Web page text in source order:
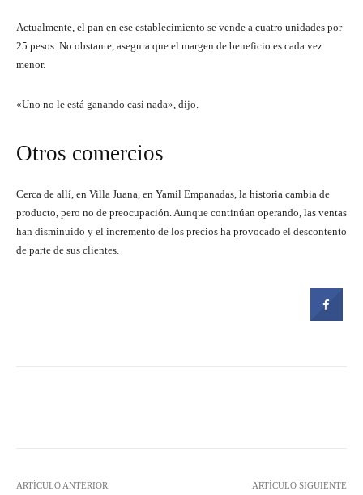
Actualmente, el pan en ese establecimiento se vende a cuatro unidades por
25 pesos. No obstante, asegura que el margen de beneficio es cada vez
menor.
«Uno no le está ganando casi nada», dijo.
Otros comercios
Cerca de allí, en Villa Juana, en Yamil Empanadas, la historia cambia de
producto, pero no de preocupación. Aunque continúan operando, las ventas
han disminuido y el incremento de los precios ha provocado el descontento
de parte de sus clientes.
ARTÍCULO ANTERIOR ARTÍCULO SIGUIENTE